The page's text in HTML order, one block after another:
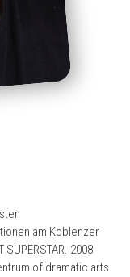
am Koblenzer
2008
of dramatic arts